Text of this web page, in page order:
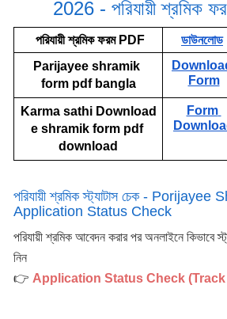
2026 - পরিযায়ী শ্রমিক
পরিযায়ী শ্রমিক ফরম PDF
ডাউনলোড
Parijayee shramik
form pdf bangla
Form
Karma sathi Download
e shramik form pdf
download
Form
পরিযায়ী শ্রমিক স্ট্যাটাস চেক - Porijayee
Application Status Check
পরিযায়ী শ্রমিক আবেদন করার পর অনলাইনে কিভাবে
নিন
👉 Application Status Check